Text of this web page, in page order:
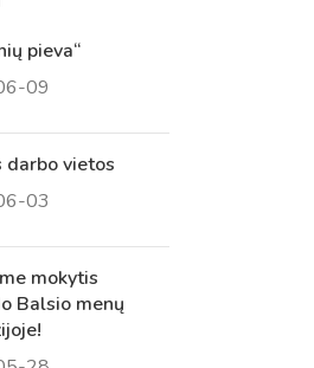
pieva“
09
darbo vietos
03
mokytis
Balsio menų